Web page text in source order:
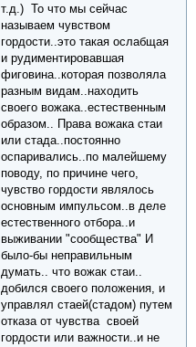
т.д.) То что мы сейчас
называем чувством
гордости..это такая ослабщая
и рудиментировавшая
фиговина..которая позволяла
разным видам..находить
своего вожака..естественным
образом.. Права вожака стаи
или стада..постоянно
оспаривались..по малейшему
поводу, по причине чего,
чувство гордости являлось
основным импульсом..в деле
естественного отбора..и
выживании "сообщества" И
было-бы неправильным
думать.. что вожак стаи..
добился своего положения, и
управлял стаей(стадом) путем
отказа от чувства своей
гордости или важности..и не